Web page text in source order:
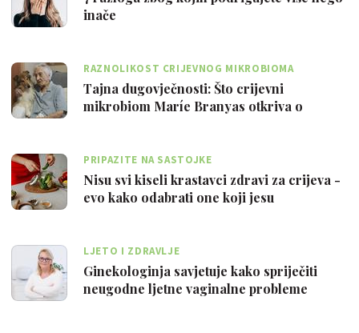
inače
RAZNOLIKOST CRIJEVNOG MIKROBIOMA
Tajna dugovječnosti: Što crijevni
mikrobiom Maríe Branyas otkriva o
PRIPAZITE NA SASTOJKE
Nisu svi kiseli krastavci zdravi za crijeva -
evo kako odabrati one koji jesu
LJETO I ZDRAVLJE
Ginekologinja savjetuje kako spriječiti
neugodne ljetne vaginalne probleme